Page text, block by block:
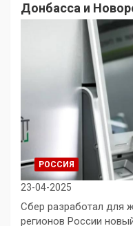
Донбасса и
РОССИЯ
23-04-2025
Сбер разработал для
регионов России